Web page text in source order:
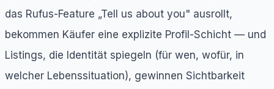
das Rufus-Feature „Tell us about you" ausrollt,
bekommen Käufer eine explizite Profil-Schicht — und
Listings, die Identität spiegeln (für wen, wofür, in
welcher Lebenssituation), gewinnen Sichtbarkeit